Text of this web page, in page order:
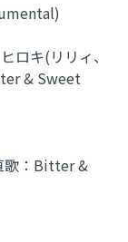
ヒロキ(リリィ、
& Sweet
歌： Bitter &